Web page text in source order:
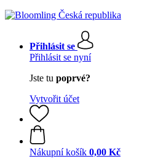
Přihlásit se
Přihlásit se nyní
Jste tu poprvé?
Vytvořit účet
Nákupní košík 0,00 Kč